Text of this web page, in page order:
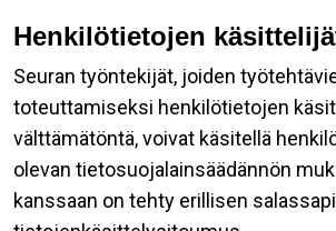
Henkilötietojen
Seuran työntekijät, joiden
toteuttamiseksi henkilötietojen
välttämätöntä, voivat käsitellä
olevan tietosuojalainsäädännön
kanssaan on tehty erillisen